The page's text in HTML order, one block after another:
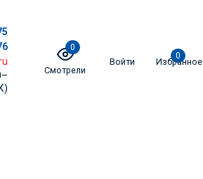
0
Смотрели
Войти
0
Избранное